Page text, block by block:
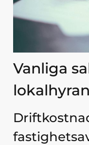
Vanliga
lokalhyran